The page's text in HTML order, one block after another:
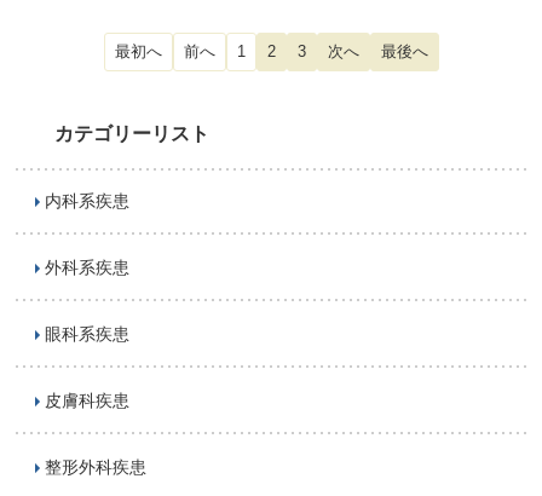
1 2 3
カテゴリーリスト
内科系疾患
外科系疾患
眼科系疾患
皮膚科疾患
整形外科疾患